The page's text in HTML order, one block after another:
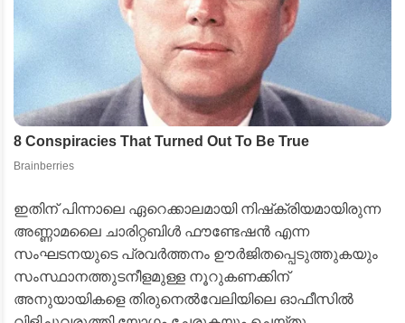
ഇതിന് പിന്നാലെ ഏറെക്കാലമായി നിഷ്‌ക്രിയമായിരുന്ന
അണ്ണാമലൈ ചാരിറ്റബിൾ ഫൗണ്ടേഷൻ എന്ന
സംഘടനയുടെ പ്രവർത്തനം ഊർജിതപ്പെടുത്തുകയും
സംസ്ഥാനത്തുടനീളമുള്ള നൂറുകണക്കിന്
അനുയായികളെ തിരുനെൽവേലിയിലെ ഓഫീസിൽ